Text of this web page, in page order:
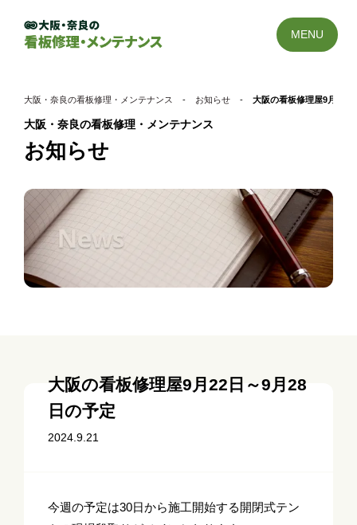
MENU
大阪・奈良の看板修理・メンテナンス - お知らせ - 大阪の看板修理屋9月22
大阪・奈良の看板修理・メンテナンス
お知らせ
大阪の看板修理屋9月22日～9月28
日の予定
2024.9.21
今週の予定は30日から施工開始する開閉式テン